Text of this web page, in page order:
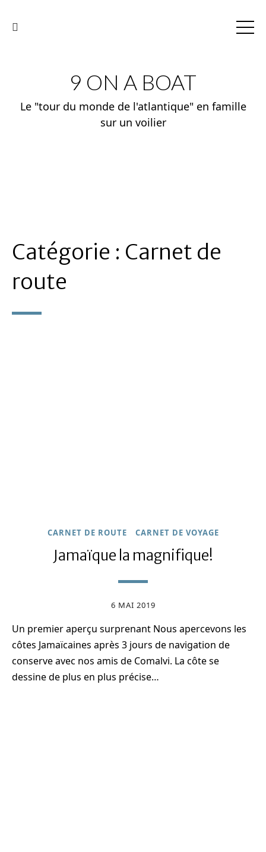
9 ON A BOAT
Le "tour du monde de l'atlantique" en famille
sur un voilier
Catégorie : Carnet de
route
CARNET DE ROUTE CARNET DE VOYAGE
Jamaïque la magnifique!
6 MAI 2019
Un premier aperçu surprenant Nous apercevons les
côtes Jamaïcaines après 3 jours de navigation de
conserve avec nos amis de Comalvi. La côte se
dessine de plus en plus précise…